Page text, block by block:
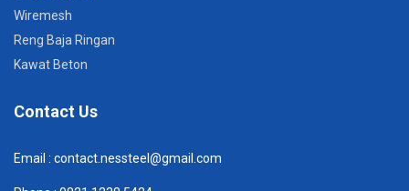
Wiremesh
Reng Baja Ringan
Kawat Beton
Contact Us
Email : contact.nessteel@gmail.com